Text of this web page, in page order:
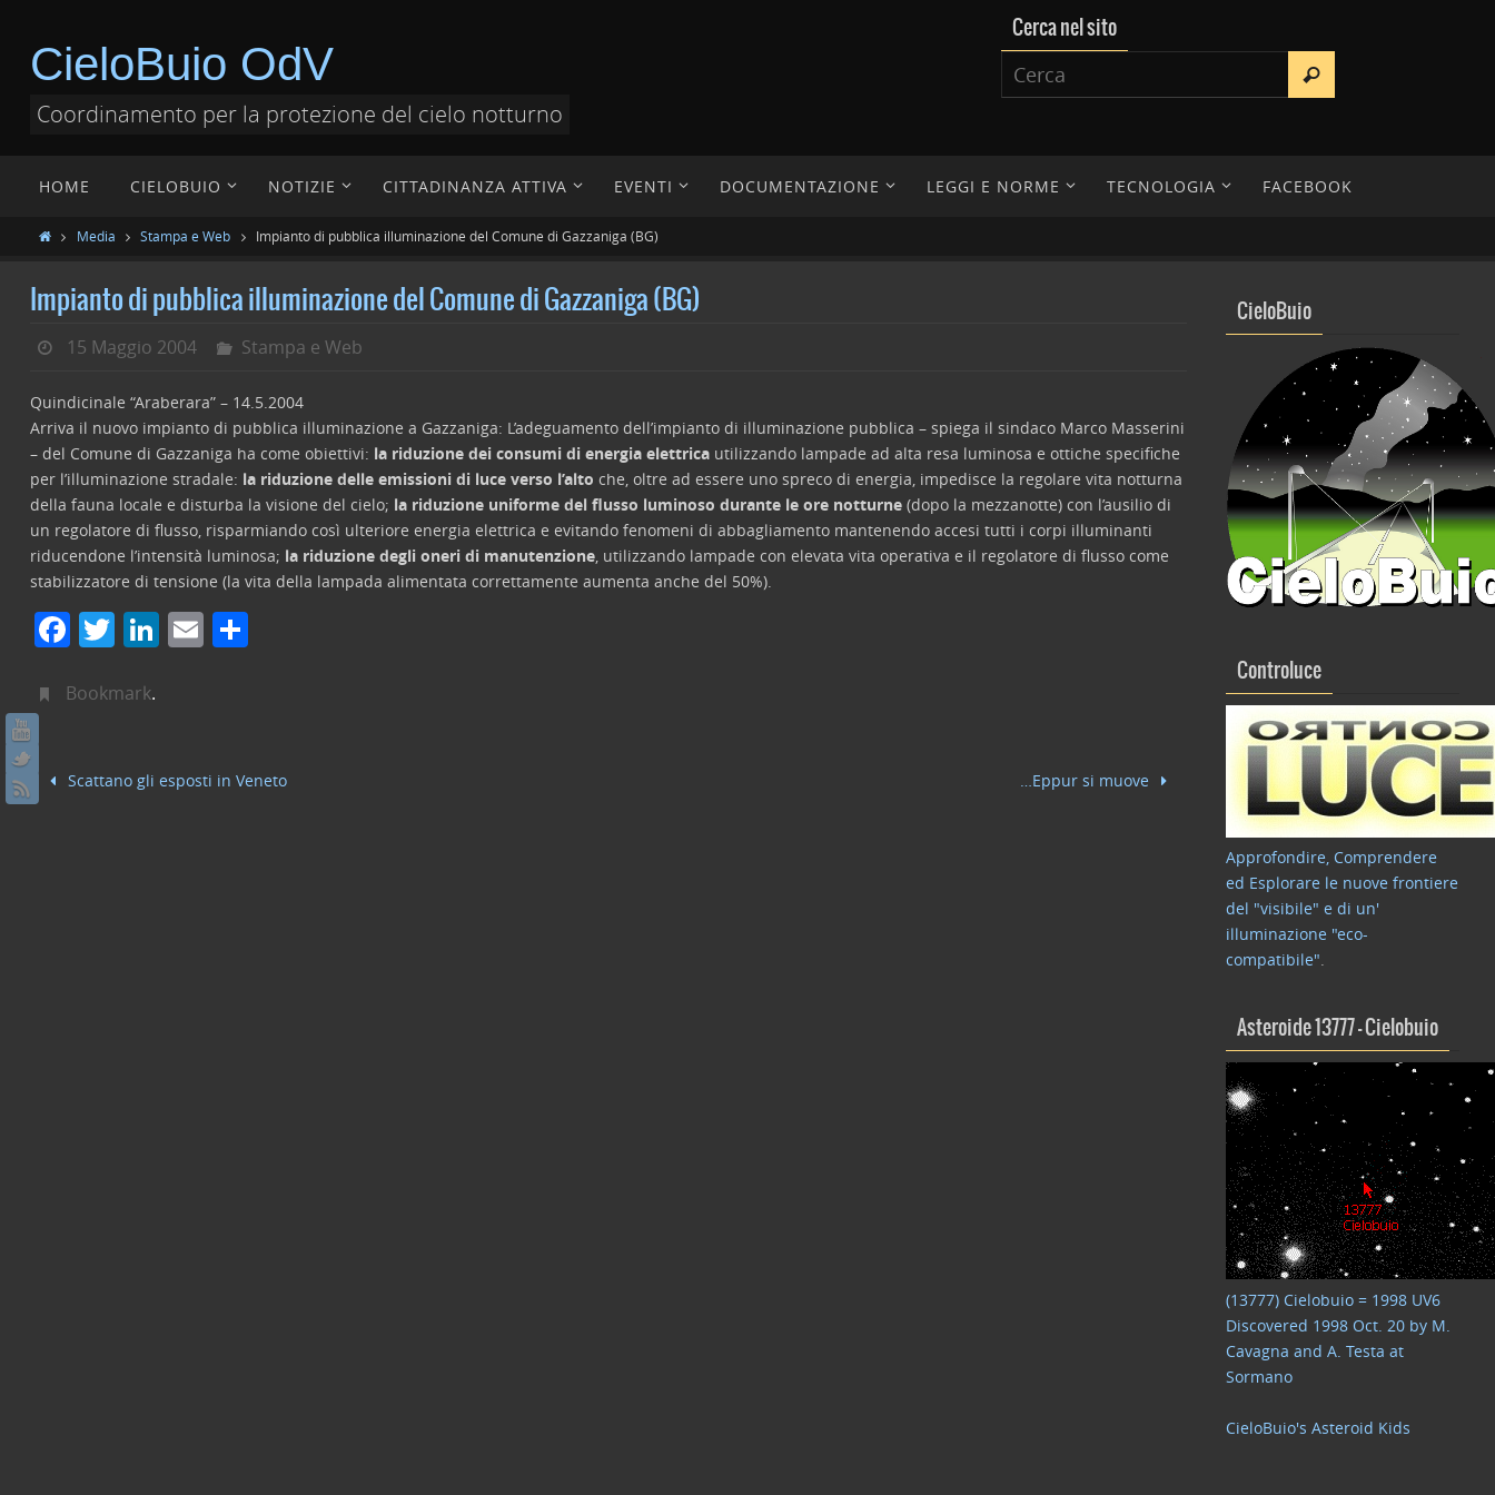
CieloBuio OdV
Coordinamento per la protezione del cielo notturno
Cerca nel sito
HOME CIELOBUIO NOTIZIE CITTADINANZA ATTIVA EVENTI DOCUMENTAZIONE LEGGI E NORME TECNOLOGIA FACEBOOK
Media Stampa e Web Impianto di pubblica illuminazione del Comune di Gazzaniga (BG)
Impianto di pubblica illuminazione del Comune di Gazzaniga (BG)
15 Maggio 2004 Stampa e Web
Quindicinale “Araberara” – 14.5.2004
Arriva il nuovo impianto di pubblica illuminazione a Gazzaniga: L’adeguamento dell’impianto di illuminazione pubblica – spiega il sindaco Marco Masserini
– del Comune di Gazzaniga ha come obiettivi: la riduzione dei consumi di energia elettrica utilizzando lampade ad alta resa luminosa e ottiche specifiche
per l’illuminazione stradale: la riduzione delle emissioni di luce verso l’alto che, oltre ad essere uno spreco di energia, impedisce la regolare vita notturna
della fauna locale e disturba la visione del cielo; la riduzione uniforme del flusso luminoso durante le ore notturne (dopo la mezzanotte) con l’ausilio di
un regolatore di flusso, risparmiando così ulteriore energia elettrica e evitando fenomeni di abbagliamento mantenendo accesi tutti i corpi illuminanti
riducendone l’intensità luminosa; la riduzione degli oneri di manutenzione, utilizzando lampade con elevata vita operativa e il regolatore di flusso come
stabilizzatore di tensione (la vita della lampada alimentata correttamente aumenta anche del 50%).
F
c
b
T
itt
Li
dI
E
vi
Bookmark.
Scattano gli esposti in Veneto …Eppur si muove
CieloBuio
Controluce
Approfondire, Comprendere
ed Esplorare le nuove frontiere
del "visibile" e di un'
illuminazione "eco-
compatibile".
Asteroide 13777 – Cielobuio
(13777) Cielobuio = 1998 UV6
Discovered 1998 Oct. 20 by M.
Cavagna and A. Testa at
Sormano
CieloBuio's Asteroid Kids